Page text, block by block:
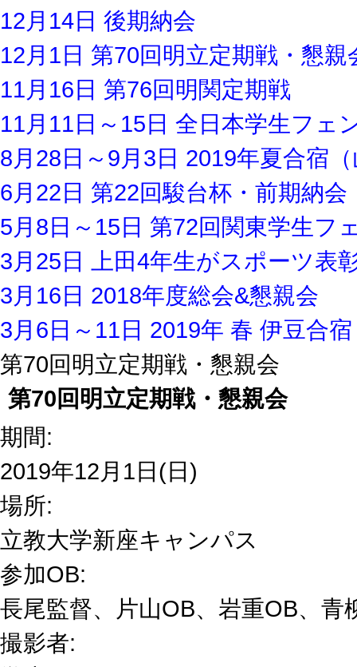
12月14日 後期納会
12月1日 第70回明立定期戦・懇親
11月16日 第76回明関定期戦
11月11日～15日 全日本学生フェ
8月28日～9月3日 2019年夏合宿
6月22日 第22回駿台杯・前期納会
5月8日～15日 第72回関東学生フ
3月25日 上田4年生がスポーツ表
3月16日 2018年度総会&懇親会
3月6日～11日 2019年 春 伊豆合宿
第70回明立定期戦・懇親会
第70回明立定期戦・懇親会
期間:
2019年12月1日(日)
場所:
立教大学新座キャンパス
参加OB:
長尾監督、片山OB、岩重OB、青
撮影者: